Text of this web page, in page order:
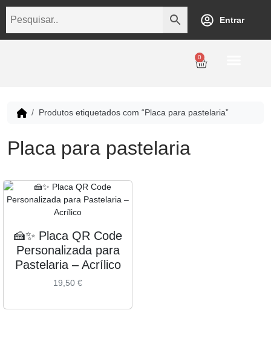
Entrar
0
Produtos etiquetados com “Placa para pastelaria”
Placa para pastelaria
🍰✨ Placa QR Code
Personalizada para
Pastelaria – Acrílico
19,50 €